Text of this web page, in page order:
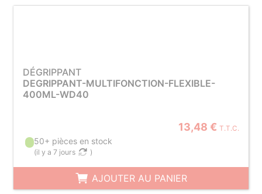
DÉGRIPPANT
DEGRIPPANT-MULTIFONCTION-FLEXIBLE-
400ML-WD40
13,48 € T.T.C.
50+ pièces en stock
(il y a 7 jours )
AJOUTER AU PANIER